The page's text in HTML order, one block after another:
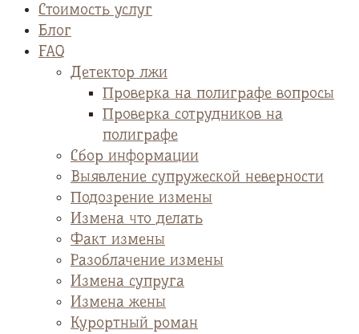
Стоимость услуг
Блог
FAQ
Детектор лжи
Проверка на полиграфе вопросы
Проверка сотрудников на
полиграфе
Сбор информации
Выявление супружеской неверности
Подозрение измены
Измена что делать
Факт измены
Разоблачение измены
Измена супруга
Измена жены
Курортный роман